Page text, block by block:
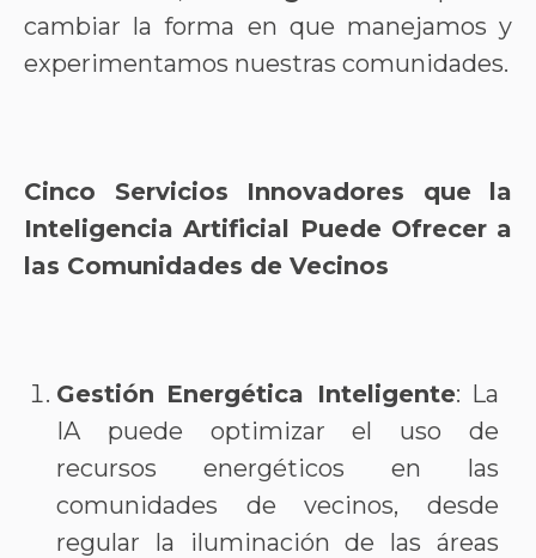
cambiar la forma en que manejamos y
experimentamos nuestras comunidades.
Cinco Servicios Innovadores que la
Inteligencia Artificial Puede Ofrecer a
las Comunidades de Vecinos
Gestión Energética Inteligente: La
IA puede optimizar el uso de
recursos energéticos en las
comunidades de vecinos, desde
regular la iluminación de las áreas